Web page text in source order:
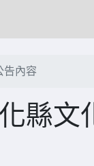
告內容
縣文